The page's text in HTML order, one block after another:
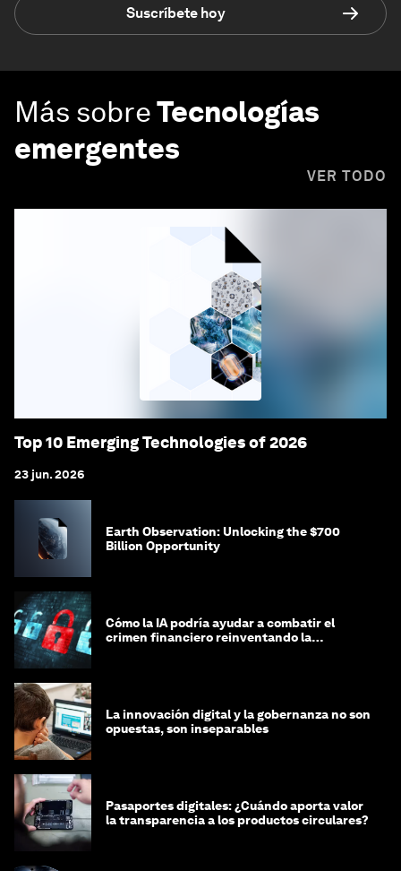
Suscríbete hoy
Más sobreTecnologías
emergentes
VER TODO
Top 10 Emerging Technologies of 2026
23 jun. 2026
Earth Observation: Unlocking the $700
Billion Opportunity
Cómo la IA podría ayudar a combatir el
crimen financiero reinventando la
La innovación digital y la gobernanza no son
opuestas, son inseparables
Pasaportes digitales: ¿Cuándo aporta valor
la transparencia a los productos circulares?